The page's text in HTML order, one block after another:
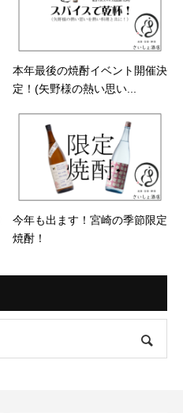
本年最後の焼酎イベント開催決
定！(矢野様の熱い思い...
今年も出ます！宮崎の季節限定
焼酎！